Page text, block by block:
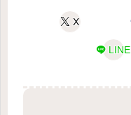
X
LINE